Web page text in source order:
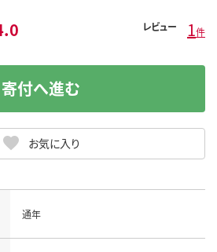
レビュー 1件
お気に入り
寄付へ進む
通年